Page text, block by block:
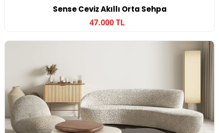
Sense Ceviz Akıllı Orta Sehpa
47.000 TL